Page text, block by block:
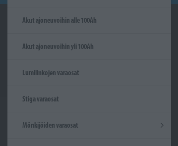
Akut ajoneuvoihin alle 100Ah
Akut ajoneuvoihin yli 100Ah
Lumilinkojen varaosat
Stiga varaosat
Mönkijöiden varaosat